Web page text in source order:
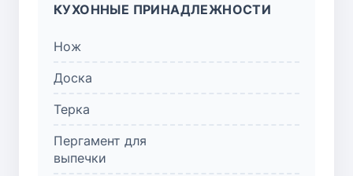
КУХОННЫЕ ПРИНАДЛЕЖНОСТИ
Нож
Доска
Терка
Пергамент для
выпечки